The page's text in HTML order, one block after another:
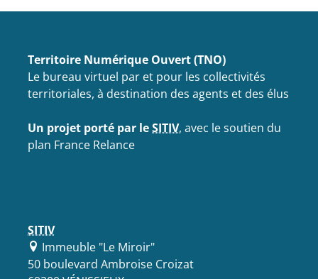
Territoire Numérique Ouvert (TNO)
Le bureau virtuel par et pour les collectivités
territoriales, à destination des agents et des élus
Un projet porté par leSITIV, avec le soutien du
plan France Relance
SITIV
Immeuble "Le Miroir"
50 boulevard Ambroise Croizat